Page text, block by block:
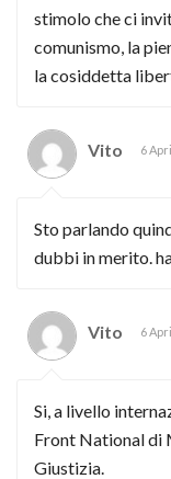
stimolo che ci
comunismo, la
la cosiddetta
Vito 6
Sto parlando
dubbi in merito.
Vito 6
Si, a livello
Front National di
Giustizia.